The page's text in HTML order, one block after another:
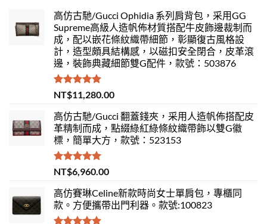
高仿古馳/Gucci Ophidia 系列肩背包，采用GG
Supreme高級人造帆佈材質搭配牛皮飾邊裁制而
成，配以嵌花條紋織帶細節，彰顯復古風格設
計，造型頗具結構感，以磁扣安全閉合，皮革滾
邊，裝飾典藏細節雙G配件，款號：503876
評分5.00
滿分 5
NT$11,280.00
高仿古馳/Gucci 翻蓋錢夾，采用人造帆佈搭配皮
革精制而成，點綴綠紅綠條紋織帶飾以雙G徽
標，簡單大方，款號：523153
評分 5.00
滿分 5
NT$6,960.00
高仿賽琳Celine新款時尚女士單肩包，專櫃同
款。方便攜帶出門利器。款號:100823